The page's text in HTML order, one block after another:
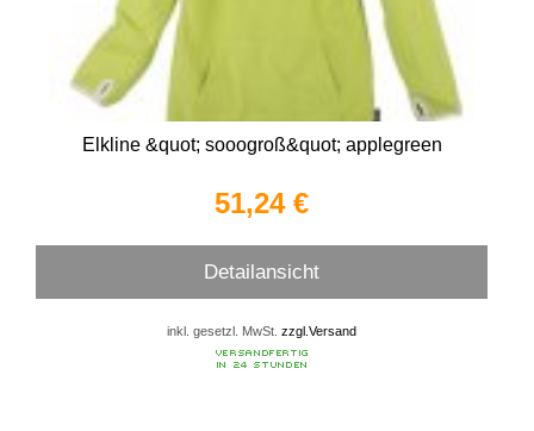
Elkline &quot; sooogroß&quot; applegreen
51,24 €
Detailansicht
inkl. gesetzl. MwSt.zzgl.Versand